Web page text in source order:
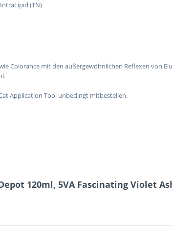
(TN)
Colorance mit den außergewöhnlichen Reflexen von
Application Tool unbedingt mitbestellen.
120ml, 5VA Fascinating Violet